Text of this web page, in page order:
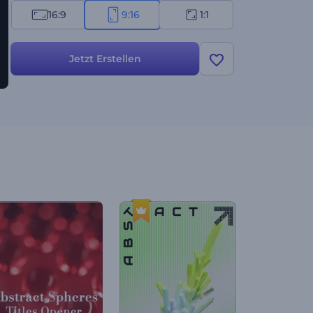
16:9 9:16 1:1
Jetzt Erstellen